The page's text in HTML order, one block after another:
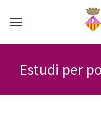
Estudi per